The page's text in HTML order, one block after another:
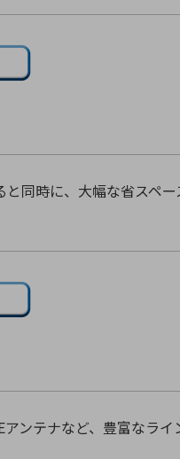
同時に、大幅な省スペ
ンテナなど、豊富なライ